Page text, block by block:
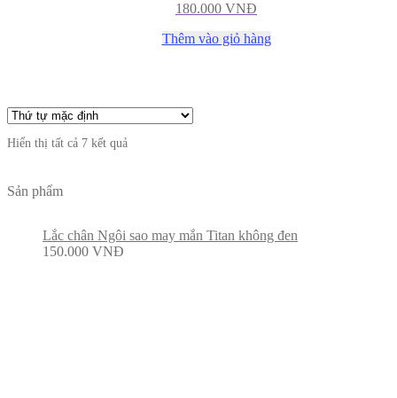
180.000 VNĐ
Thêm vào giỏ hàng
Hiển thị tất cả 7 kết quả
Sản phẩm
Lắc chân Ngôi sao may mắn Titan không đen
150.000 VNĐ